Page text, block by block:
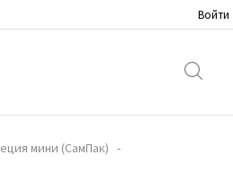
Войти
мини (СамПак)